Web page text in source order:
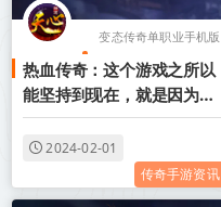
变态传奇单职业手机版
无任务
变态传奇装备带极品属
变态传奇世界手机版SF
热血传奇：这个游戏之所以
能坚持到现在，就是因为有
这些人的支持
2024-02-01
传奇手游资讯